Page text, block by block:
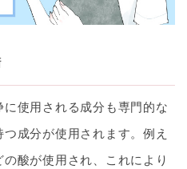
使用される成分も専門的な
成分が使用されます。例え
酸が使用され、これにより